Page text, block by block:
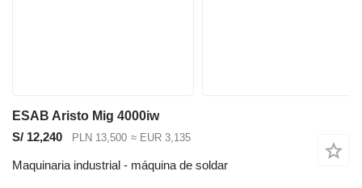
ESAB Aristo Mig 4000iw
S/ 12,240
PLN 13,500 ≈ EUR 3,135
Maquinaria industrial - máquina de soldar